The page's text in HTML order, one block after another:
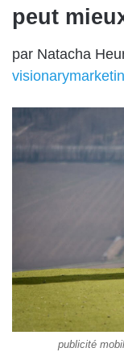
peut
par Natacha
publicité